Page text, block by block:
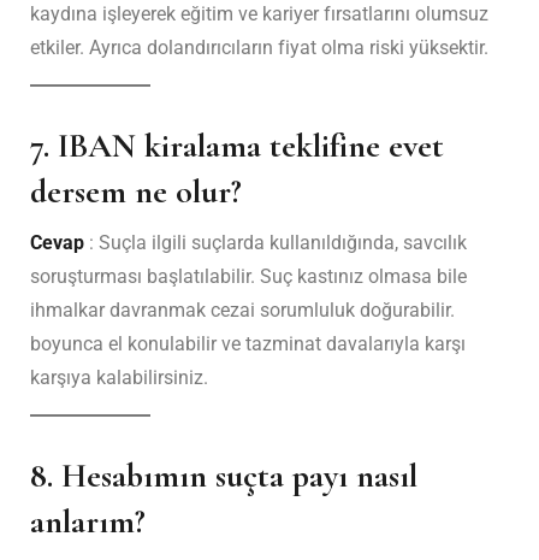
kaydına işleyerek eğitim ve kariyer fırsatlarını olumsuz
etkiler. Ayrıca dolandırıcıların fiyat olma riski yüksektir.
7. IBAN kiralama teklifine evet
dersem ne olur?
Cevap : Suçla ilgili suçlarda kullanıldığında, savcılık
soruşturması başlatılabilir. Suç kastınız olmasa bile
ihmalkar davranmak cezai sorumluluk doğurabilir.
boyunca el konulabilir ve tazminat davalarıyla karşı
karşıya kalabilirsiniz.
8. Hesabımın suçta payı nasıl
anlarım?